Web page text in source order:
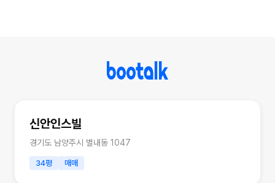
신안인스빌
경기도 남양주시 별내동 1047
34평 매매